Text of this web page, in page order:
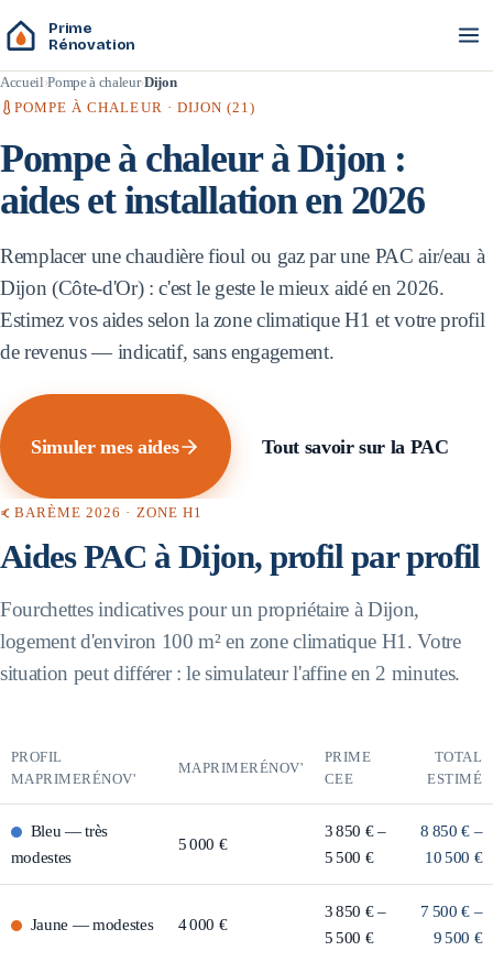
Prime
Rénovation
Accueil Pompe à chaleur Dijon
POMPE À CHALEUR · DIJON (21)
Pompe à chaleur àDijon:
aides et installation en 2026
Remplacer une chaudière fioul ou gaz par une PAC air/eau à
Dijon (Côte-d'Or) : c'est le geste le mieux aidé en 2026.
Estimez vos aides selon la zone climatiqueH1 et votre profil
de revenus — indicatif, sans engagement.
Simuler mes aides Tout savoir sur la PAC
BARÈME 2026 · ZONE H1
Aides PAC àDijon, profil par profil
Fourchettes indicatives pour un propriétaire àDijon,
logement d'environ 100 m² en zone climatique H1 . Votre
situation peut différer : le simulateur l'affine en 2 minutes.
PROFIL
MAPRIMERÉNOV'
MAPRIMERÉNOV'
PRIME
CEE
TOTAL
ESTIMÉ
Bleu —très
modestes
5 000 €
3 850 € –
5 500 €
8 850 € –
10 500 €
Jaune —modestes 4 000 €
3 850 € –
5 500 €
7 500 € –
9 500 €